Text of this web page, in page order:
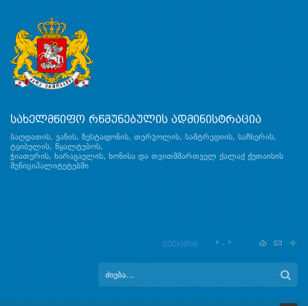
სახელმწიფო რწმუნებულის ადმინისტრაცია
ბაღდათის, ვანის, ზესტაფონის, თერჯოლის, სამტრედიის, საჩხერის,
ტყიბულის, წყალტუბოს,
ჭიათურის, ხარაგაულის, ხონისა და თვითმმართველ ქალაქ ქუთაისის
მუნიციპალიტეტებში
ქუთაისი ° - °